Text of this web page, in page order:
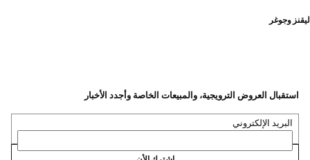
ليقنز وجوغر
استقبال العروض الترويجية، والمبيعات الخاصة وأجدد الأخبار
البريد الإلكتروني